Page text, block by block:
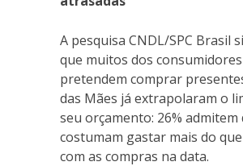
A pesquisa CNDL/SPC Brasil
que muitos dos
pretendem comprar
das Mães já extrapolaram o
seu orçamento: 26% admitem
costumam gastar mais do
com as compras na data.